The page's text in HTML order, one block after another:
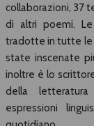
collaborazioni, 37
di altri poemi.
tradotte in tutte le
state inscenate
inoltre è lo
della
espressioni